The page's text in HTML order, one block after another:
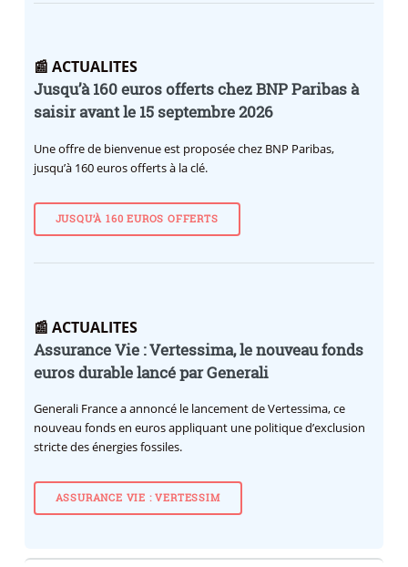
📰 ACTUALITES
Jusqu’à 160 euros offerts chez BNP Paribas à
saisir avant le 15 septembre 2026
Une offre de bienvenue est proposée chez BNP Paribas,
jusqu’à 160 euros offerts à la clé.
JUSQU’À 160 EUROS OFFERTS
📰 ACTUALITES
Assurance Vie : Vertessima, le nouveau fonds
euros durable lancé par Generali
Generali France a annoncé le lancement de Vertessima, ce
nouveau fonds en euros appliquant une politique d’exclusion
stricte des énergies fossiles.
ASSURANCE VIE : VERTESSIM